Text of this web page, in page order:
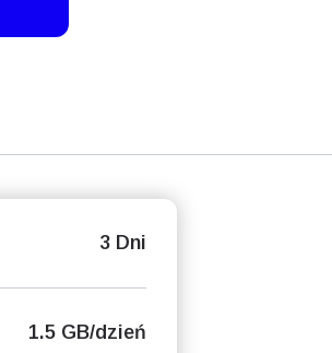
3 Dni
1.5 GB/dzień